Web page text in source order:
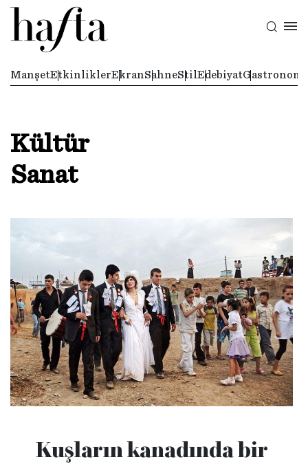
ManşetEtkinliklerEkranSahneStil EdebiyatGastronomi
Kültür
Sanat
Kuşların kanadında bir